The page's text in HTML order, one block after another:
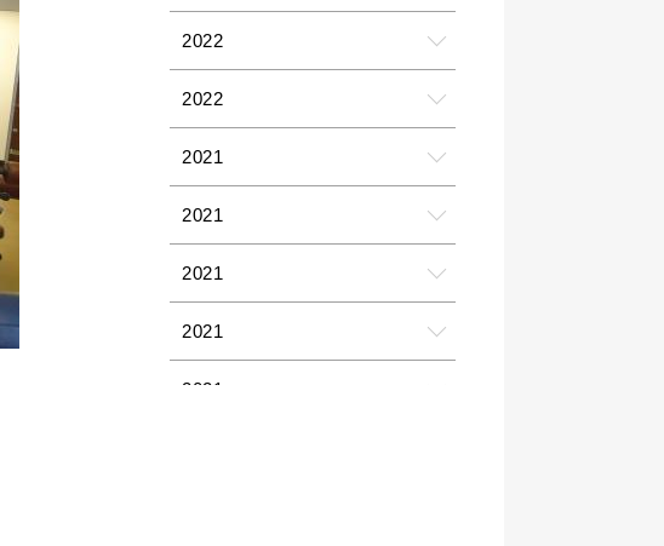
2022
2022
2021
2021
2021
2021
2021